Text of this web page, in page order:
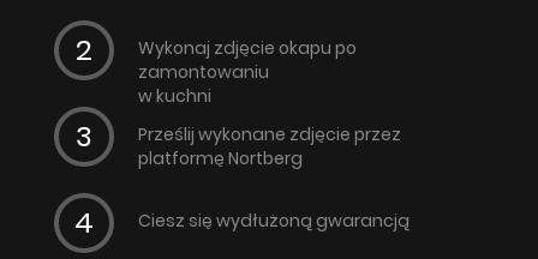
Wykonaj zdjęcie okapu po
zamontowaniu
w kuchni
Prześlij wykonane zdjęcie przez
platformę Nortberg
Ciesz się wydłużoną gwarancją